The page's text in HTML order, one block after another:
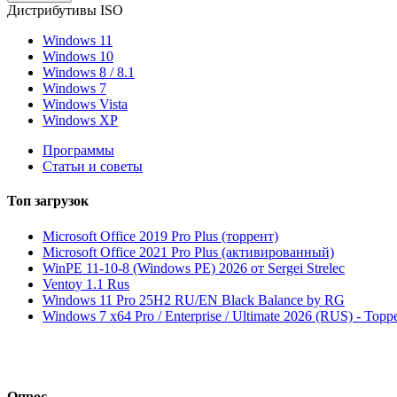
Дистрибутивы ISO
Windows 11
Windows 10
Windows 8 / 8.1
Windows 7
Windows Vista
Windows XP
Программы
Статьи и советы
Топ загрузок
Microsoft Office 2019 Pro Plus (торрент)
Microsoft Office 2021 Pro Plus (активированный)
WinPE 11-10-8 (Windows PE) 2026 от Sergei Strelec
Ventoy 1.1 Rus
Windows 11 Pro 25H2 RU/EN Black Balance by RG
Windows 7 x64 Pro / Enterprise / Ultimate 2026 (RUS) -